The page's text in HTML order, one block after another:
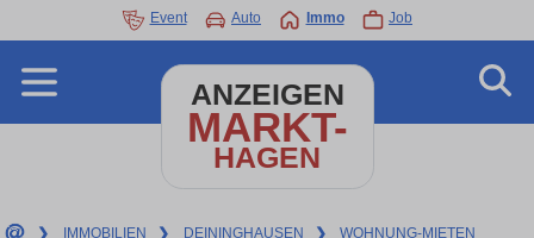
Event Auto Immo Job
ANZEIGEN
MARKT-
HAGEN
❯ IMMOBILIEN ❯ DEININGHAUSEN ❯ WOHNUNG-MIETEN